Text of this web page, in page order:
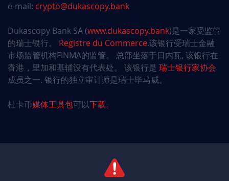
e-mail: crypto@dukascopy.bank
Dukascopy Bank SA (www.dukascopy.bank)是一家受监管
的瑞士银行。 Registre du Commerce.该银行受瑞士金融
市场监管机构FINMA的监管。
总部坐落于日内瓦, 该银行在
香港，里加和基辅设有代表处。 该银行是 瑞士银行家协会
成员之一. 银行的独立审计师是瑞士毕马威。
杜卡币媒体工具包可以下载。